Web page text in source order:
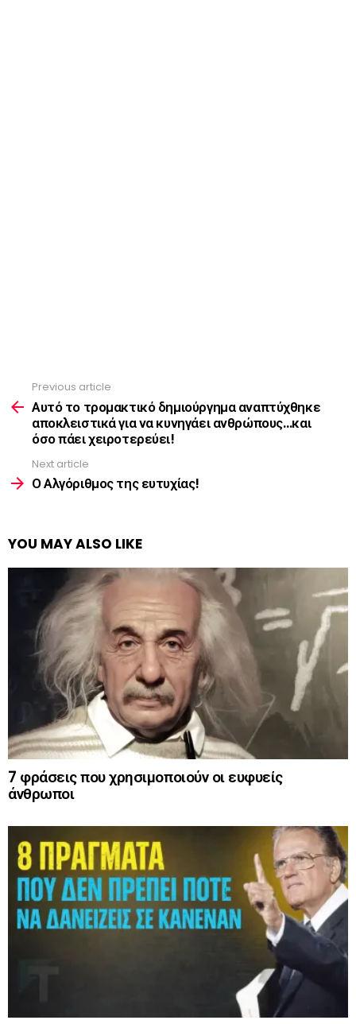
more
Previous article
Αυτό το τρομακτικό δημιούργημα αναπτύχθηκε
αποκλειστικά για να κυνηγάει ανθρώπους…και
όσο πάει χειροτερεύει!
Next article
Ο Αλγόριθμος της ευτυχίας!
YOU MAY ALSO LIKE
7 φράσεις που χρησιμοποιούν οι ευφυείς
άνθρωποι